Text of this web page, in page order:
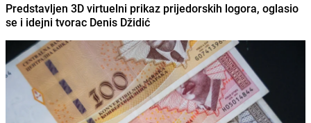
Predstavljen 3D virtuelni prikaz prijedorskih logora, oglasio
se i idejni tvorac Denis Džidić